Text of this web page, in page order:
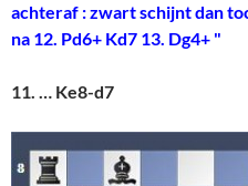
achteraf : zwart schijnt dan
na 12. Pd6+ Kd7 13. Dg4+ "
11. … Ke8-d7